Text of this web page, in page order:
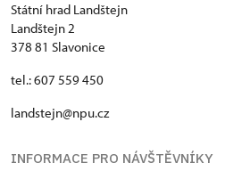
Státní hrad Landštejn
Landštejn 2
378 81 Slavonice
tel.: 607 559 450
landstejn@npu.cz
INFORMACE PRO NÁVŠTĚVNÍKY